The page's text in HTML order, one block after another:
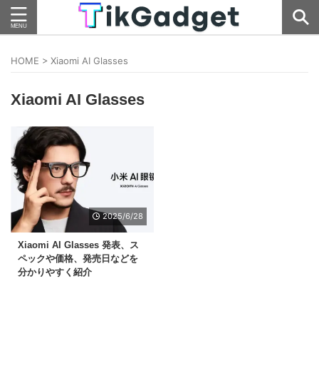
HOME > Xiaomi AI Glasses
Xiaomi AI Glasses
2025/6/28
Xiaomi AI Glasses 発表、ス
ペックや価格、発売日などを
分かりやすく紹介